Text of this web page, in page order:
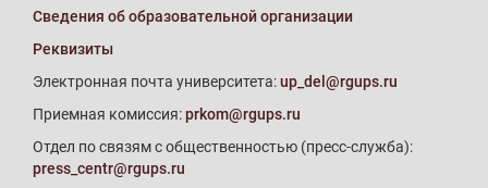
Сведения об образовательной организации
Реквизиты
Электронная почта университета:up_del@rgups.ru
Приемная комиссия:prkom@rgups.ru
Отдел по связям с общественностью (пресс-служба):
press_centr@rgups.ru